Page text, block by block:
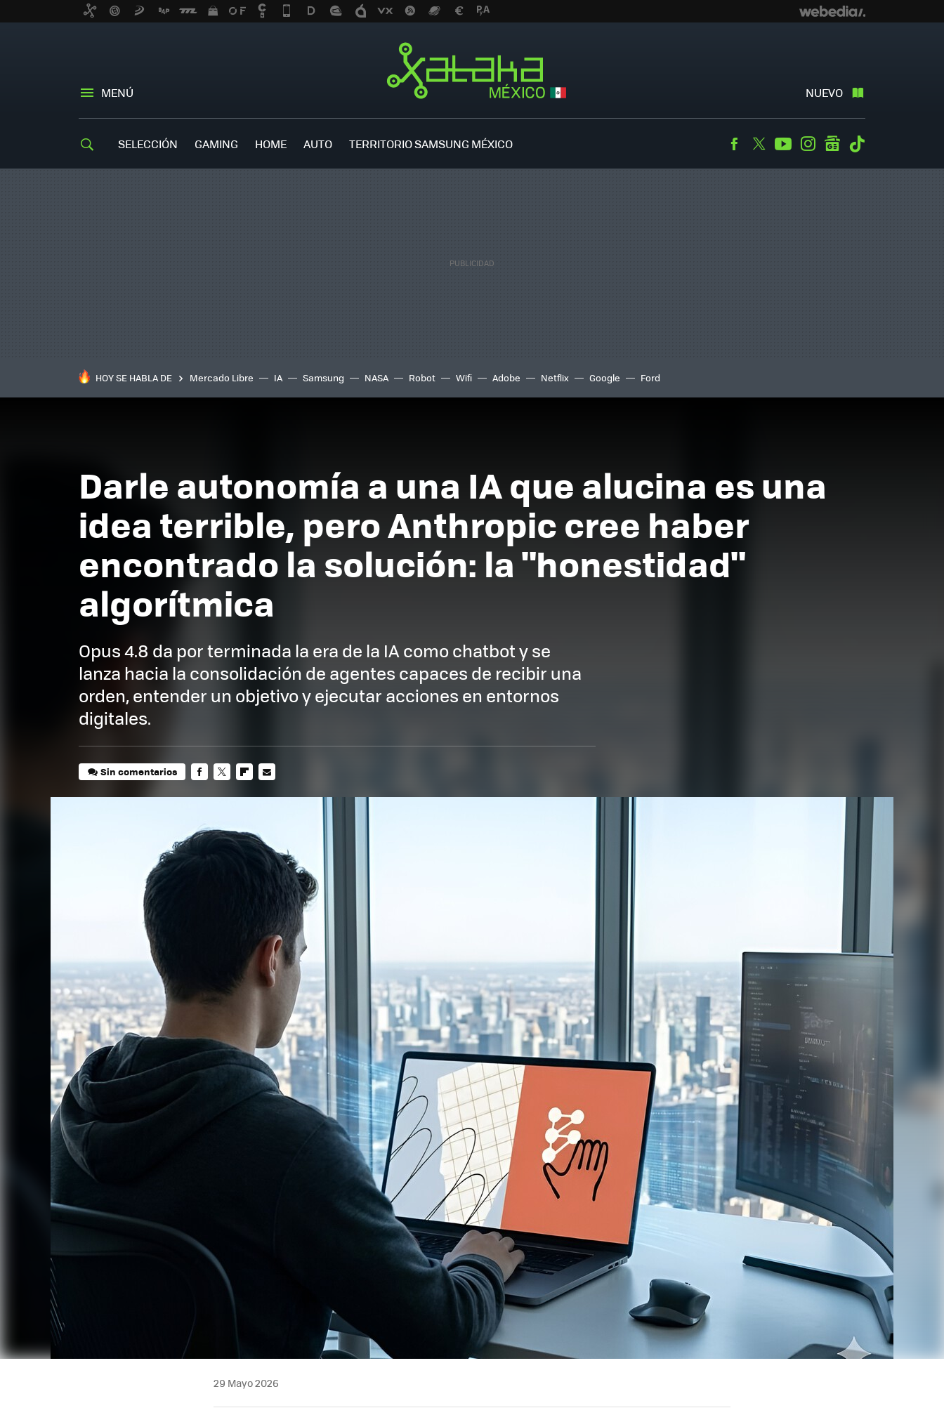
MENÚ NUEVO
SELECCIÓN GAMING HOME AUTO TERRITORIO SAMSUNG MÉXICO Facebook
TwitterYoutubeInstagramgooglenews
HOY SE HABLA DE Mercado Libre IA Samsung NASA Robot Wifi Adobe Netflix Google Ford
Darle autonomía a una IA que alucina es una
idea terrible, pero Anthropic cree haber
encontrado la solución: la "honestidad"
algorítmica
Opus 4.8 da por terminada la era de la IA como chatbot y se
lanza hacia la consolidación de agentes capaces de recibir una
orden, entender un objetivo y ejecutar acciones en entornos
digitales.
Sin comentarios
29 Mayo 2026